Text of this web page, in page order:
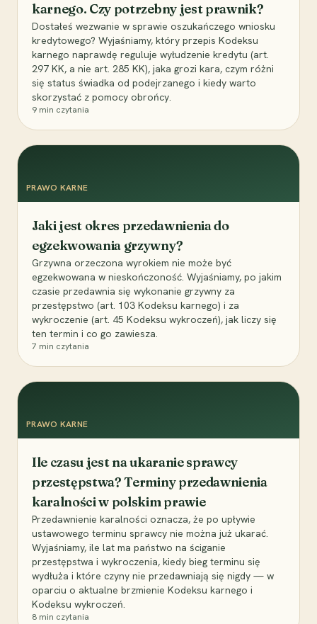
karnego. Czy potrzebny jest prawnik?
Dostałeś wezwanie w sprawie oszukańczego wniosku
kredytowego? Wyjaśniamy, który przepis Kodeksu
karnego naprawdę reguluje wyłudzenie kredytu (art.
297 KK, a nie art. 285 KK), jaka grozi kara, czym różni
się status świadka od podejrzanego i kiedy warto
skorzystać z pomocy obrońcy.
9 min czytania
PRAWO KARNE
Jaki jest okres przedawnienia do
egzekwowania grzywny?
Grzywna orzeczona wyrokiem nie może być
egzekwowana w nieskończoność. Wyjaśniamy, po jakim
czasie przedawnia się wykonanie grzywny za
przestępstwo (art. 103 Kodeksu karnego) i za
wykroczenie (art. 45 Kodeksu wykroczeń), jak liczy się
ten termin i co go zawiesza.
7 min czytania
PRAWO KARNE
Ile czasu jest na ukaranie sprawcy
przestępstwa? Terminy przedawnienia
karalności w polskim prawie
Przedawnienie karalności oznacza, że po upływie
ustawowego terminu sprawcy nie można już ukarać.
Wyjaśniamy, ile lat ma państwo na ściganie
przestępstwa i wykroczenia, kiedy bieg terminu się
wydłuża i które czyny nie przedawniają się nigdy — w
oparciu o aktualne brzmienie Kodeksu karnego i
Kodeksu wykroczeń.
8 min czytania